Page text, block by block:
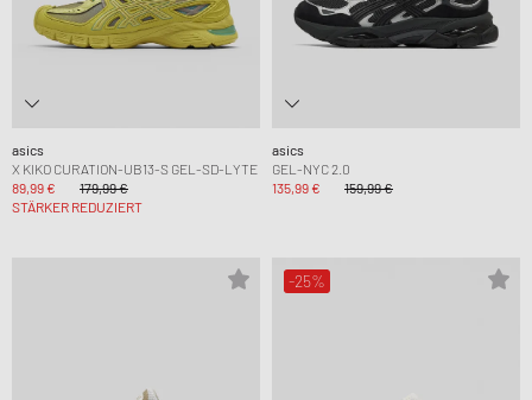
asics
X KIKO CURATION-UB13-S GEL-SD-LYTE
89,99 €
179,99 €
STÄRKER REDUZIERT
asics
GEL-NYC 2.0
135,99 €
159,99 €
-25%